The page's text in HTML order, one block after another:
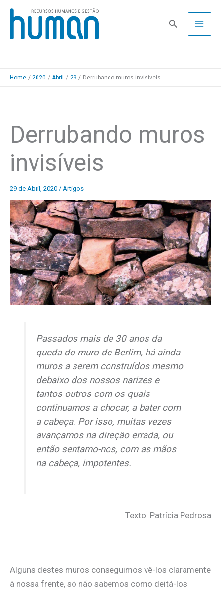
Skip
content
Pesquisa
Home 2020 Abril 29 Derrubando muros invisíveis
Derrubando muros
invisíveis
29 de Abril, 2020 / Artigos
Passados mais de 30 anos da
queda do muro de Berlim, há ainda
muros a serem construídos mesmo
debaixo dos nossos narizes e
tantos outros com os quais
continuamos a chocar, a bater com
a cabeça. Por isso, muitas vezes
avançamos na direção errada, ou
então sentamo-nos, com as mãos
na cabeça, impotentes.
Texto: Patrícia Pedrosa
Alguns destes muros conseguimos vê-los claramente
à nossa frente, só não sabemos como deitá-los